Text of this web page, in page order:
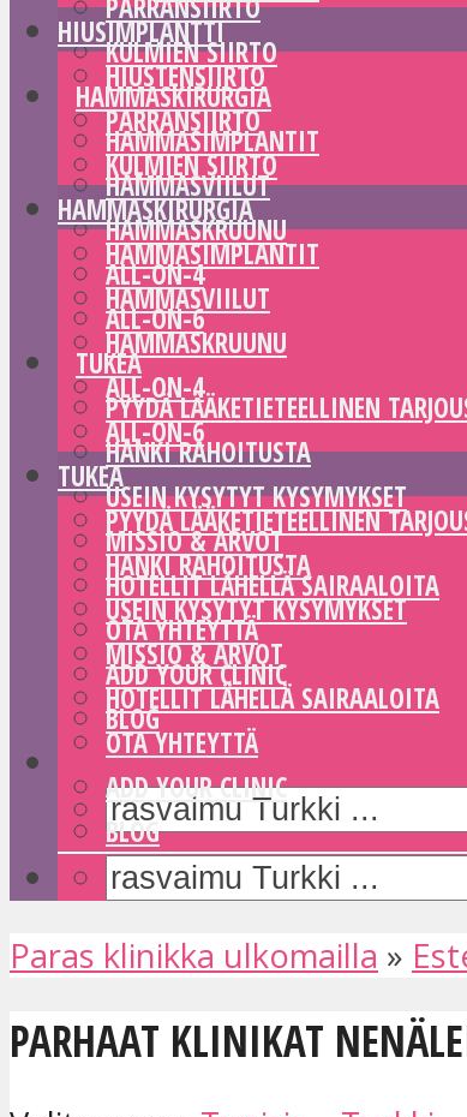
PARRANSIIRTO
KULMIEN SIIRTO
HAMMASKIRURGIA
HAMMASIMPLANTIT
HAMMASVIILUT
HAMMASKRUUNU
ALL-ON-4
ALL-ON-6
TUKEA
PYYDÄ LÄÄKETIETEELLINEN
HANKI RAHOITUSTA
USEIN KYSYTYT KYSYMYKSET
MISSIO & ARVOT
HOTELLIT LÄHELLÄ SAIRAALOITA
OTA YHTEYTTÄ
ADD YOUR CLINIC
BLOG
HIUSIMPLANTTI
HIUSTENSIIRTO
PARRANSIIRTO
KULMIEN SIIRTO
HAMMASKIRURGIA
HAMMASIMPLANTIT
HAMMASVIILUT
HAMMASKRUUNU
ALL-ON-4
ALL-ON-6
TUKEA
PYYDÄ LÄÄKETIETEELLINEN
HANKI RAHOITUSTA
USEIN KYSYTYT KYSYMYKSET
MISSIO & ARVOT
HOTELLIT LÄHELLÄ SAIRAALOITA
OTA YHTEYTTÄ
ADD YOUR CLINIC
BLOG
Paras klinikka ulkomailla »
PARHAAT KLINIKAT